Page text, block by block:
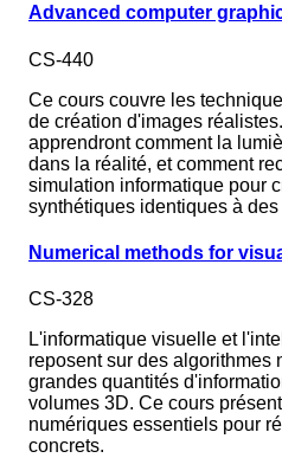
Advanced computer
CS-440
Ce cours couvre les
de création d'images
apprendront comment la
dans la réalité, et comment
simulation informatique pour
synthétiques identiques à
Numerical methods for
CS-328
L'informatique visuelle et
reposent sur des algorithmes
grandes quantités
volumes 3D. Ce cours
numériques essentiels pour
concrets.